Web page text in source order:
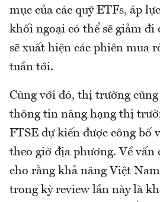
mục của các quỹ ETFs, áp
khối ngoại có thể sẽ giảm đi
sẽ xuất hiện các phiên mua
tuần tới.
Cùng với đó, thị trường
thông tin nâng hạng thị
FTSE dự kiến được công bố
theo giờ địa phương. Về vấn
cho rằng khả năng Việt
trong kỳ review lần này là